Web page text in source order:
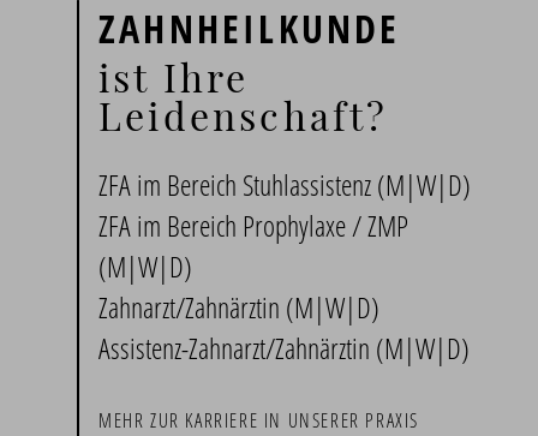
ZAHNHEILKUNDE
ist Ihre
Leidenschaft?
ZFA im Bereich Stuhlassistenz (M|W|D)
ZFA im Bereich Prophylaxe / ZMP
(M|W|D)
Zahnarzt/Zahnärztin (M|W|D)
Assistenz-Zahnarzt/Zahnärztin (M|W|D)
MEHR ZUR KARRIERE IN UNSERER PRAXIS